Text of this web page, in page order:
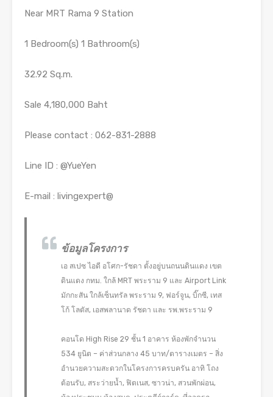
Near MRT Rama 9 Station
1 Bedroom(s) 1 Bathroom(s)
32.92 Sq.m.
Sale 4,180,000 Baht
Please contact : 062-831-2888
Line ID : @YueYen
E-mail : livingexpert@
ข้อมูลโครงการ
เอ สเปซ ไอดี อโศก-รัชดา ตั้งอยู่บนถนนดินแดง เขต
ดินแดง กทม. ใกล้ MRT พระราม 9 และ Airport Link
มักกะสัน ใกล้เซ็นทรัล พระราม 9, ฟอร์จูน, บิ๊กซี, เทส
โก้ โลตัส, เอสพลานาด รัชดา และ รพ.พระราม 9
คอนโด High Rise 29 ชั้น 1 อาคาร ห้องพักจำนวน
534 ยูนิต – ค่าส่วนกลาง 45 บาท/ตารางเมตร – สิ่ง
อำนวยความสะดวกในโครงการครบครัน อาทิ โถง
ต้อนรับ, สระว่ายน้ำ, ฟิตเนส, ซาวน่า, สวนพักผ่อน,